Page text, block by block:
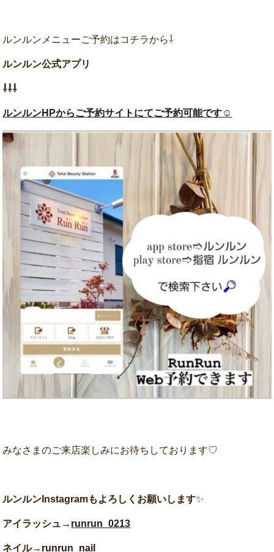
ルンルンメニューご予約はコチラから⇩
ルンルン公式アプリ
⇩⇩⇩
ルンルンHPからご予約サイトにてご予約可能です☺
みなさまのご来店楽しみにお待ちしております♡
ルンルンInstagramもよろしくお願いします✨
アイラッシュ→ runrun_0213
ネイル→ runrun_nail